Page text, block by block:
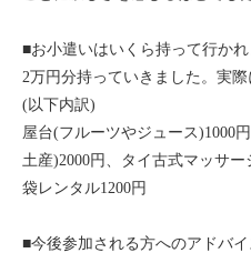
■お小遣いはいくら持って行かれ
2万円分持っていきました。実際
(以下内訳)
屋台(フルーツやジュース)1000
土産)2000円、タイ古式マッサ
袋レンタル1200円
■今後参加される方へのアドバイ